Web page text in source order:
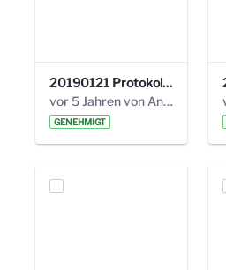
20190121 Protokoll 25. Steuerungskreis.pdf
vor 5 Jahren von Anni Schlumberger
GENEHMIGT